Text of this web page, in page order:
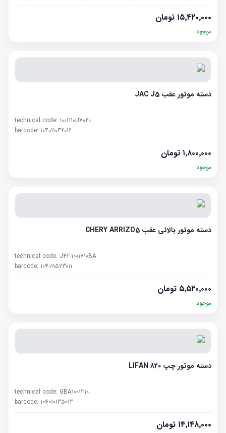
۱۵٬۴۲۰٬۰۰۰ تومان
موجود
دسته موتور عقب JAC J5
technical code: 1001110U7020
barcode: 104011042012
۱٬۸۰۰٬۰۰۰ تومان
موجود
دسته موتور بالائی عقب CHERY ARRIZO5
technical code: J42-1001710BA
barcode: 104011523011
۵٬۵۲۰٬۰۰۰ تومان
موجود
دسته موتور چپ LIFAN 820
technical code: GBA1001310
barcode: 104010135013
۱۴٬۱۴۸٬۰۰۰ تومان